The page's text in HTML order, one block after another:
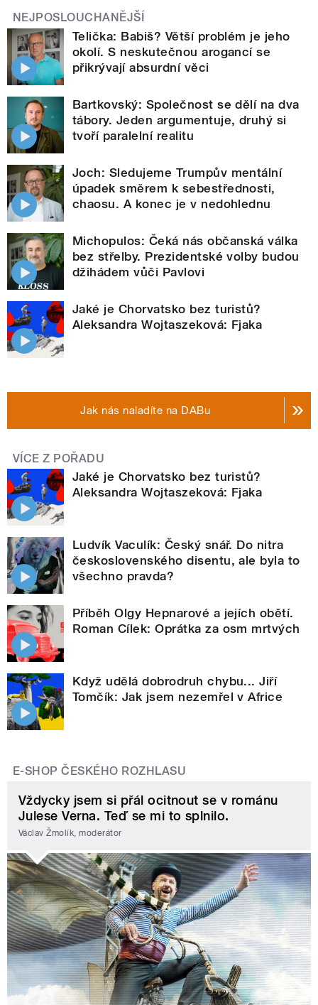
NEJPOSLOUCHANĚJŠÍ
Telička: Babiš? Větší problém je jeho
okolí. S neskutečnou arogancí se
přikrývají absurdní věci
Bartkovský: Společnost se dělí na dva
tábory. Jeden argumentuje, druhý si
tvoří paralelní realitu
Joch: Sledujeme Trumpův mentální
úpadek směrem k sebestřednosti,
chaosu. A konec je v nedohlednu
Michopulos: Čeká nás občanská válka
bez střelby. Prezidentské volby budou
džihádem vůči Pavlovi
Jaké je Chorvatsko bez turistů?
Aleksandra Wojtaszeková: Fjaka
Jak nás naladíte na DABu
VÍCE Z POŘADU
Jaké je Chorvatsko bez turistů?
Aleksandra Wojtaszeková: Fjaka
Ludvík Vaculík: Český snář. Do nitra
československého disentu, ale byla to
všechno pravda?
Příběh Olgy Hepnarové a jejích obětí.
Roman Cílek: Oprátka za osm mrtvých
Když udělá dobrodruh chybu... Jiří
Tomčík: Jak jsem nezemřel v Africe
E-SHOP ČESKÉHO ROZHLASU
Vždycky jsem si přál ocitnout se v románu
Julese Verna. Teď se mi to splnilo.
Václav Žmolík, moderátor